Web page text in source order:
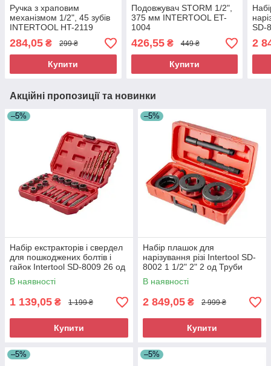
Ручка з храповим
механізмом 1/2", 45 зубів
INTERTOOL HT-2119
284,05 ₴ 299 ₴
Купити
Подовжувач STORM 1/2",
375 мм INTERTOOL ET-
1004
426,55₴ 449 ₴
Купити
SD-
труб
2
Акційні пропозиції та новинки
–5%
Набір екстракторів і свердел
для пошкоджених болтів і
гайок Intertool SD-8009 26 од
Екстрактор для викручування
зламаних болтів
В наявності
1 139,05 ₴ 1 199 ₴
Купити
–5%
Набір плашок для
нарізування різі Intertool SD-
8002 1 1/2" 2" 2 од Труби
клупи Плашки для труб
В наявності
2 849,05 ₴ 2 999 ₴
Купити
–5% –5%